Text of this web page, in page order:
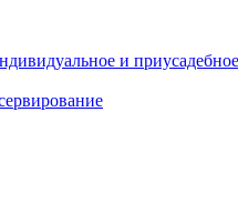
и